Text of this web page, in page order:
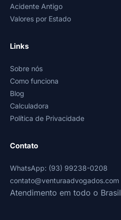
Acidente Antigo
Valores por Estado
Links
Sobre nós
Como funciona
Blog
Calculadora
Política de Privacidade
Contato
WhatsApp: (93) 99238-0208
contato@venturaadvogados.com
Atendimento em todo o Brasil